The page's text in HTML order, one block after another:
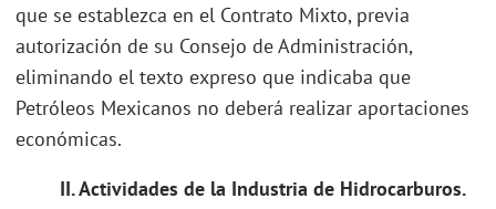
que se establezca en el Contrato Mixto, previa
autorización de su Consejo de Administración,
eliminando el texto expreso que indicaba que
Petróleos Mexicanos no deberá realizar aportaciones
económicas.
II. Actividades de la Industria de Hidrocarburos.